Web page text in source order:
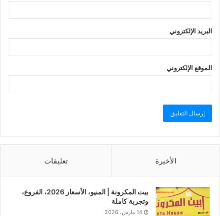
البريد الإلكتروني
الموقع الإلكتروني
الأخيرة تعليقات
بيت المكرونة | المنيو، الأسعار 2026، الفروع،
وتجربة كاملة
14 مارس، 2026